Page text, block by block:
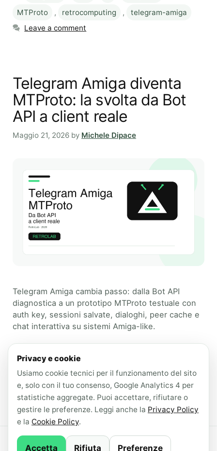
MTProto
, retrocomputing ,
telegram-amiga
Leave a comment
Telegram Amiga diventa
MTProto: la svolta da Bot
API a client reale
Maggio 21, 2026 by Michele Dipace
Telegram Amiga cambia passo: dalla Bot API
diagnostica a un prototipo MTProto testuale con
auth key, sessioni salvate, dialoghi, peer cache e
chat interattiva su sistemi Amiga-like.
RetroLab
Tags
amiga , AmigaOS , aros , MorphOS
,
MTProto
retrolab
telegram-amiga
Leave a comment
© 2026 AndroidLab · Contenuti redatti con il
Privacy e cookie
Usiamo cookie tecnici per il funzionamento del sito
e, solo con il tuo consenso, Google Analytics 4 per
statistiche aggregate. Puoi accettare, rifiutare o
gestire le preferenze. Leggi anche la Privacy Policy
e la Cookie Policy.
Accetta Rifiuta Preferenze